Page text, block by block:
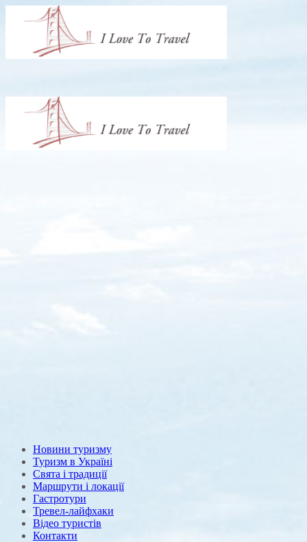
Новини туризму
Туризм в Україні
Свята і традиції
Маршрути і локації
Гастротури
Тревел-лайфхаки
Відео туристів
Контакти